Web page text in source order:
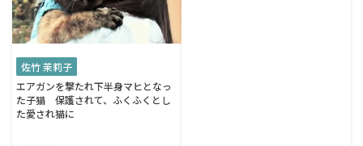
佐竹 茉莉子
エアガンを撃たれ下半身マヒとなっ
た子猫 保護されて、ふくふくとし
た愛され猫に